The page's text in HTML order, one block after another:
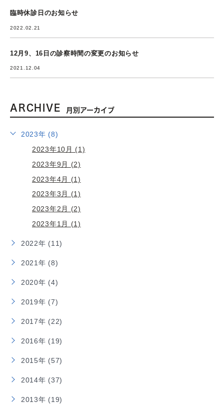
臨時休診日のお知らせ
2022.02.21
12月9、16日の診察時間の変更のお知らせ
2021.12.04
ARCHIVE 月別アーカイブ
2023年 (8)
2023年10月 (1)
2023年9月 (2)
2023年4月 (1)
2023年3月 (1)
2023年2月 (2)
2023年1月 (1)
2022年 (11)
2021年 (8)
2020年 (4)
2019年 (7)
2017年 (22)
2016年 (19)
2015年 (57)
2014年 (37)
2013年 (19)